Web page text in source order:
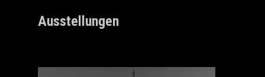
Ausstellungen